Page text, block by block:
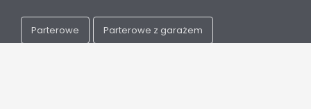
Parterowe Parterowe z garażem